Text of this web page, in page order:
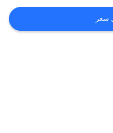
سعر